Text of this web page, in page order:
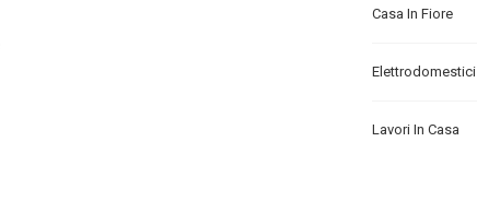
Casa In Fiore
Elettrodomestici
Lavori In Casa